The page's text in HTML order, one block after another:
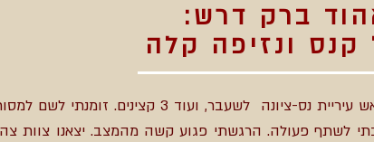
ברק דרש:
קנס ונזיפה קלה
הוקמה ועדת חקירה בראשות יוסי שבו, ז"ל, צנחן במיל' וראש עיריית נס-
לשתף פעולה. הרגשתי פגוע קשה מהמצב. יצאנו צוות